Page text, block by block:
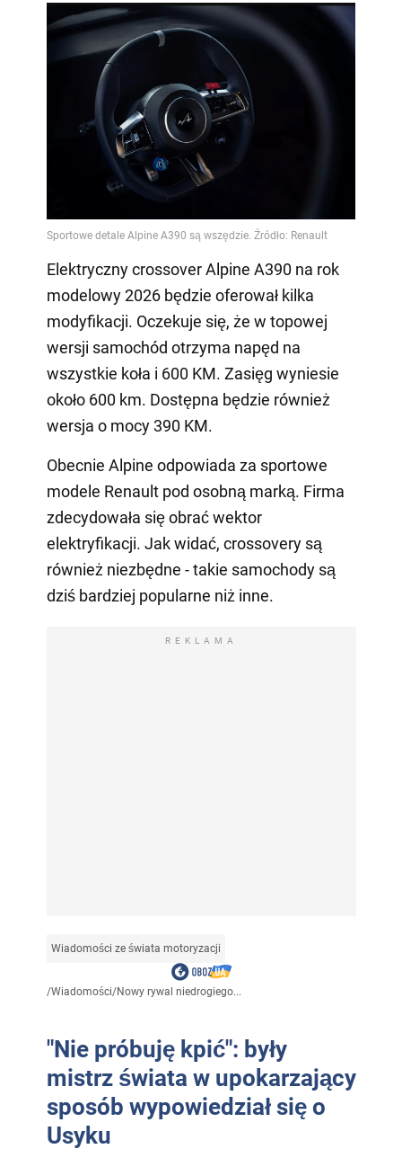
Elektryczny crossover Alpine A390 na rok
modelowy 2026 będzie oferował kilka
modyfikacji. Oczekuje się, że w topowej
wersji samochód otrzyma napęd na
wszystkie koła i 600 KM. Zasięg wyniesie
około 600 km. Dostępna będzie również
wersja o mocy 390 KM.
Obecnie Alpine odpowiada za sportowe
modele Renault pod osobną marką. Firma
zdecydowała się obrać wektor
elektryfikacji. Jak widać, crossovery są
również niezbędne - takie samochody są
dziś bardziej popularne niż inne.
REKLAMA
Wiadomości ze świata motoryzacji
/Wiadomości/Nowy rywal niedrogiego...
"Nie próbuję kpić": były
mistrz świata w upokarzający
sposób wypowiedział się o
Usyku